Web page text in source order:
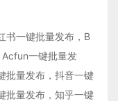
书一键批量发布，B
一键批量发
批量发布，抖音一键
批量发布，知乎一键